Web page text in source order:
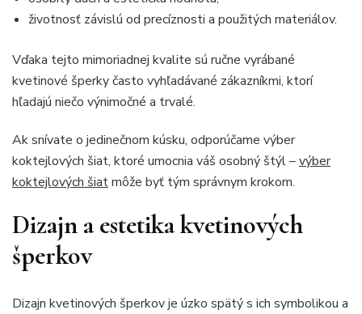
životnosť závislú od precíznosti a použitých materiálov.
Vďaka tejto mimoriadnej kvalite sú ručne vyrábané
kvetinové šperky často vyhľadávané zákazníkmi, ktorí
hľadajú niečo výnimočné a trvalé.
Ak snívate o jedinečnom kúsku, odporúčame výber
koktejlových šiat, ktoré umocnia váš osobný štýl –výber
koktejlových šiatmôže byť tým správnym krokom.
Dizajn a estetika kvetinových
šperkov
Dizajn kvetinových šperkov je úzko spätý s ich symbolikou a